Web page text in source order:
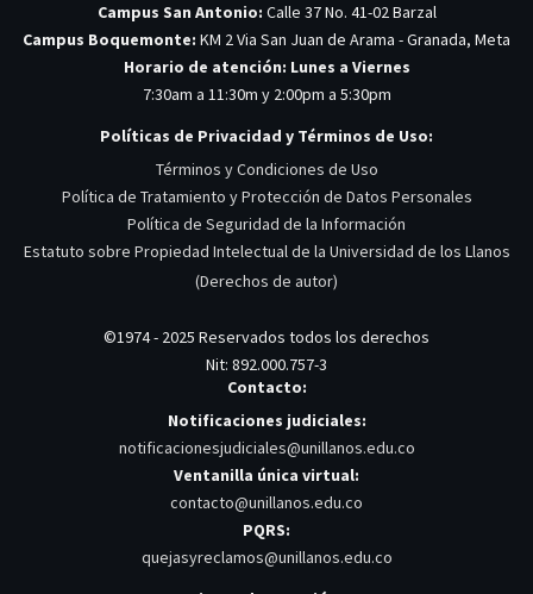
Campus San Antonio: Calle 37 No. 41-02 Barzal
Campus Boquemonte: KM 2 Via San Juan de Arama - Granada, Meta
Horario de atención: Lunes a Viernes
7:30am a 11:30m y 2:00pm a 5:30pm
Políticas de Privacidad y Términos de Uso:
Términos y Condiciones de Uso
Política de Tratamiento y Protección de Datos Personales
Política de Seguridad de la Información
Estatuto sobre Propiedad Intelectual de la Universidad de los Llanos
(Derechos de autor)
©1974 - 2025 Reservados todos los derechos
Nit: 892.000.757-3
Contacto:
Notificaciones judiciales:
notificacionesjudiciales@unillanos.edu.co
Ventanilla única virtual:
contacto@unillanos.edu.co
PQRS:
quejasyreclamos@unillanos.edu.co